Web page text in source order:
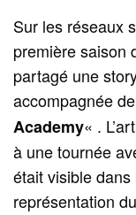
Sur les réseaux
première saison
partagé une
accompagnée
Academy« .
à une tournée
était visible
représentation